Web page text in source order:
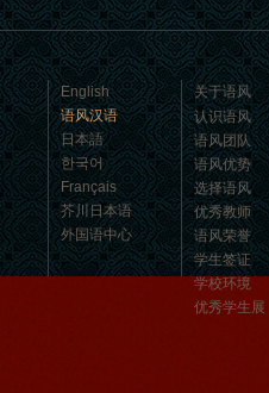
语风汉语学生Jennifer
我叫Jennifer，我非常喜欢在语风汉语无
锡校学习汉语，这是一个非常好的学习
汉语和交朋友的好地方。 ...
English
语风汉语
日本語
한국어
Français
芥川日本语
外国语中心
关于语风
认识语风
语风团队
语风优势
选择语风
优秀教师
语风荣誉
学生签证
学校环境
优秀学生展